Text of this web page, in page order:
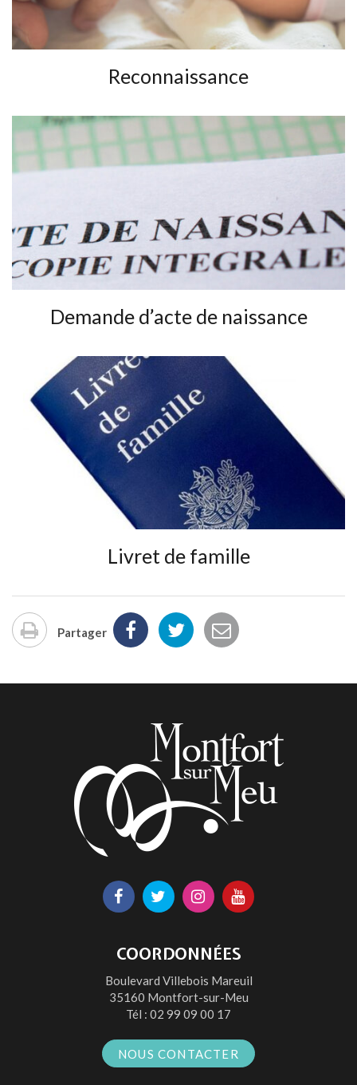
Reconnaissance
Demande d’acte de naissance
Livret de famille
Imprimer
Partager
Lien
le
compte
Facebook
Lien
le
compte
Twitter
Lien
le
compte
Instagram
Lien
la
chaîne
Youtube
COORDONNÉES
Boulevard Villebois Mareuil
35160 Montfort-sur-Meu
Tél : 02 99 09 00 17
NOUS CONTACTER